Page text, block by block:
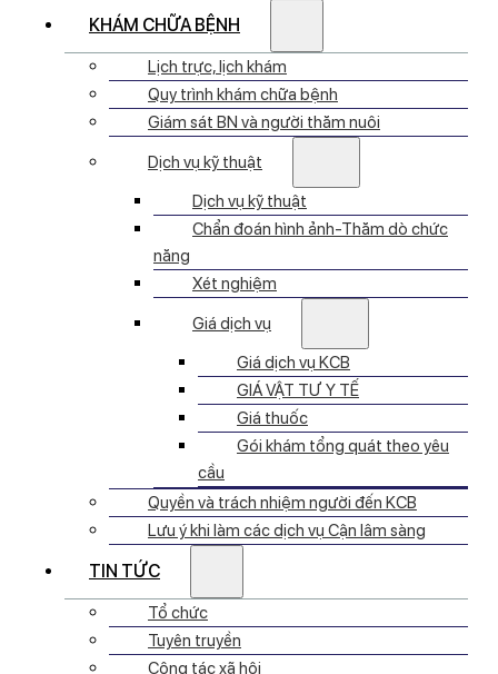
KHÁM CHỮA BỆNH
Lịch trực, lịch khám
Quy trình khám chữa bệnh
Giám sát BN và người thăm nuôi
Dịch vụ kỹ thuật
Dịch vụ kỹ thuật
Chẩn đoán hình ảnh-Thăm dò chức
năng
Xét nghiệm
Giá dịch vụ
Giá dịch vụ KCB
GIÁ VẬT TƯ Y TẾ
Giá thuốc
Gói khám tổng quát theo yêu
cầu
Quyền và trách nhiệm người đến KCB
Lưu ý khi làm các dịch vụ Cận lâm sàng
TIN TỨC
Tổ chức
Tuyên truyền
Công tác xã hội